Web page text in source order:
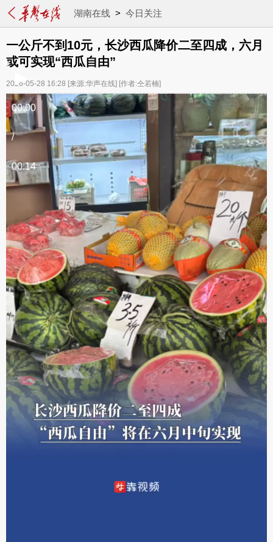
湖南在线> 今日关注
一公斤不到10元，长沙西瓜降价二至四成，六月
或可实现“西瓜自由”
2026-05-28 16:28 [来源:华声在线] [作者:仝若楠]
00:00
/
00:14